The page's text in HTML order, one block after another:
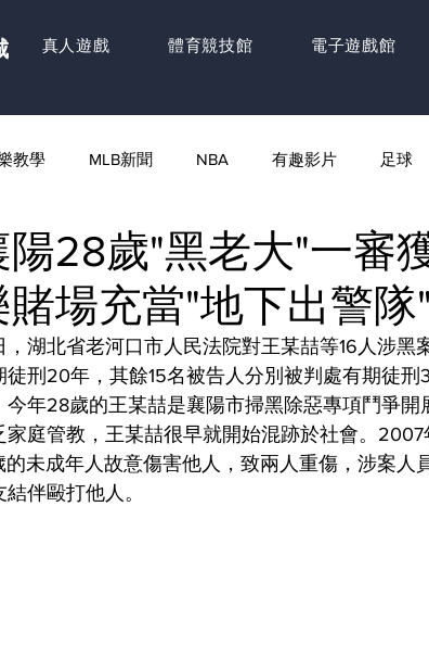
真人遊戲 體育競技館 電子遊戲館
教學 MLB新聞 NBA 有趣影片 足球
陽28歲"黑老大"一審
賭場充當"地下出警隊"
，湖北省老河口市人民法院對王某喆等16人涉黑
徒刑20年，其餘15名被告人分別被判處有期徒刑3
28歲的王某喆是襄陽市掃黑除惡專項鬥爭開
家庭管教，王某喆很早就開始混跡於社會。
的未成年人故意傷害他人，致兩人重傷，涉案
結伴毆打他人。